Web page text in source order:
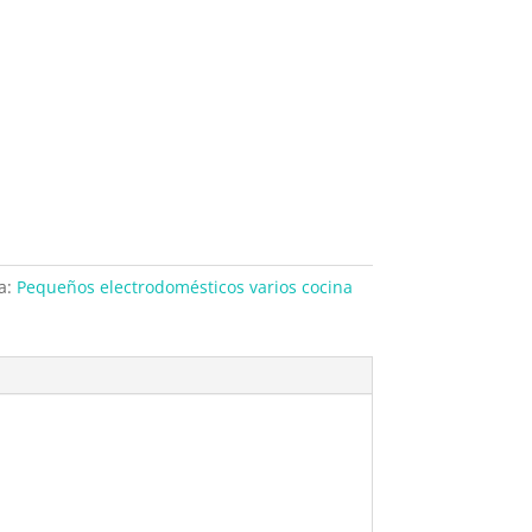
Pequeños electrodomésticos varios cocina